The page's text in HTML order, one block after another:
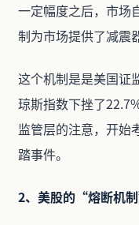
一定幅度之后，市场
制为市场提供了减震
这个机制是是美国
琼斯指数下挫了
监管层的注意，开始
踏事件。
2、美股的“熔断机